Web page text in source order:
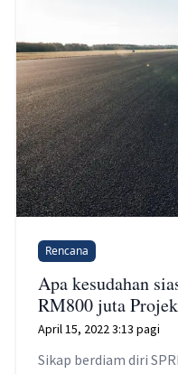
Rencana
Apa kesudahan
RM800 juta
April 15, 2022 3:13 pagi
Sikap berdiam diri